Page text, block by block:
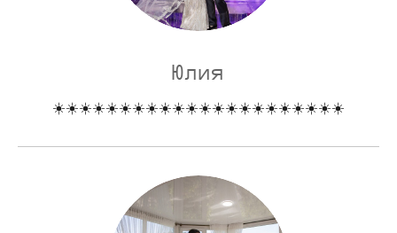
Юлия
☀️☀️☀️☀️☀️☀️☀️☀️☀️☀️☀️☀️☀️☀️☀️☀️☀️☀️☀️☀️☀️☀️